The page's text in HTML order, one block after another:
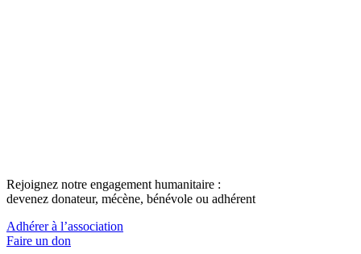
Rejoignez notre engagement humanitaire :
devenez donateur, mécène, bénévole ou adhérent
Adhérer à l’association
Faire un don